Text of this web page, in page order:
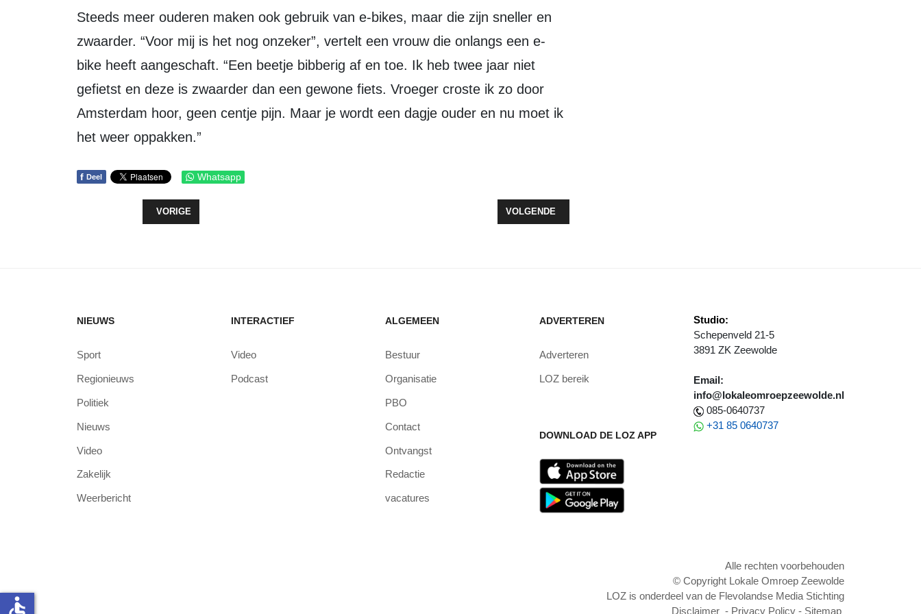
Steeds meer ouderen maken ook gebruik van e-bikes, maar die zijn sneller en
zwaarder. “Voor mij is het nog onzeker”, vertelt een vrouw die onlangs een e-
bike heeft aangeschaft. “Een beetje bibberig af en toe. Ik heb twee jaar niet
gefietst en deze is zwaarder dan een gewone fiets. Vroeger croste ik zo door
Amsterdam hoor, geen centje pijn. Maar je wordt een dagje ouder en nu moet ik
het weer oppakken.”
f Deel Whatsapp
VORIG ARTIKEL: BIJZONDERE ESCAPEROOM IN ZEEWOLDE
VORIGE VOLGENDE ARTIKEL: 10 JARIG BESTAAN ALZHEIMERCAFÉ IN ZEEWOLDE
VOLGENDE
NIEUWS
Sport
Regionieuws
Politiek
Nieuws
Video
Zakelijk
Weerbericht
INTERACTIEF
Video
Podcast
ALGEMEEN
Bestuur
Organisatie
PBO
Contact
Ontvangst
Redactie
vacatures
ADVERTEREN
Adverteren
LOZ bereik
DOWNLOAD DE LOZ APP
Studio:
Schepenveld 21-5
3891 ZK Zeewolde
Email:
info@lokaleomroepzeewolde.nl
085-0640737
+31 85 0640737
Alle rechten voorbehouden
© Copyright Lokale Omroep Zeewolde
LOZ is onderdeel van de Flevolandse Media Stichting
Disclaimer - Privacy Policy - Sitemap
accessible